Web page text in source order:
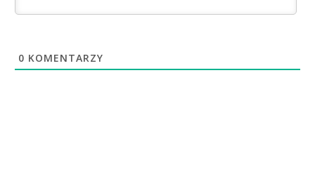
0 KOMENTARZY